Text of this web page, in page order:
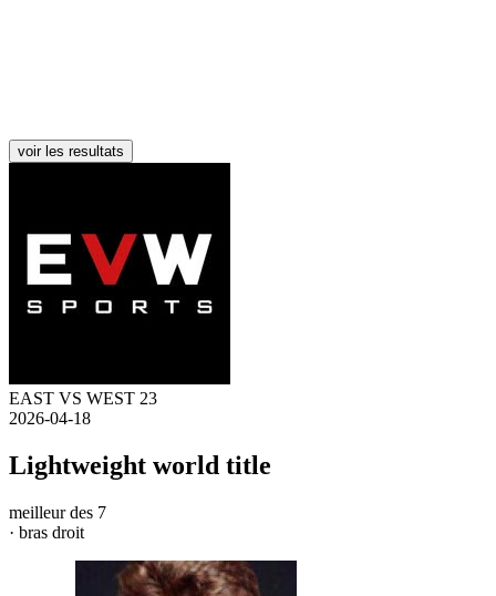
voir les resultats
EAST VS WEST 23
2026-04-18
Lightweight world title
meilleur des 7
· bras droit